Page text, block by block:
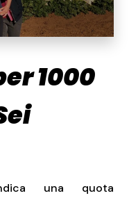
1000
una quota